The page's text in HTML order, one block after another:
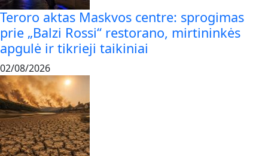
Teroro aktas Maskvos centre: sprogimas
prie „Balzi Rossi“ restorano, mirtininkės
apgulė ir tikrieji taikiniai
02/08/2026